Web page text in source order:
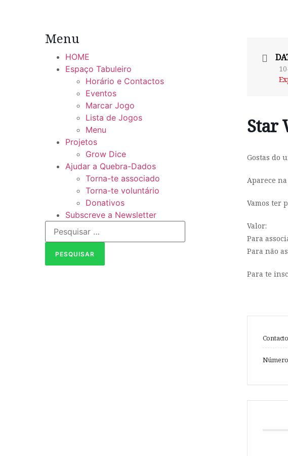
Menu
HOME
Espaço Tabuleiro
Horário e Contactos
Eventos
Marcar Jogo
Lista de Jogos
Menu
Projetos
Grow Dice
Ajudar a Quebra-Dados
Torna-te associado
Torna-te voluntário
Donativos
Subscreve a Newsletter
Star
Gostas do
Aparece
Vamos ter
Valor:
Para
Para não
Para te